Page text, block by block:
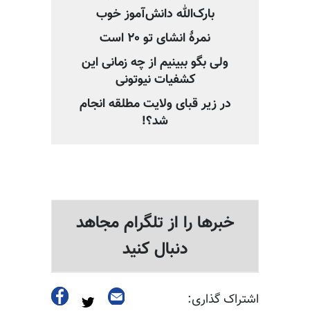
بارک‌الله دانش‌آموز خوب
نمرهٔ انشای تو ۲۰ است
ولی بگو ببینیم از چه زمانی این
کشفیات نیوتونی
در زیر قبای ولایت مطلقه انجام
شد؟!
خبرها را از تلگرام مجاهد
دنبال کنید
اشتراک گذاری: